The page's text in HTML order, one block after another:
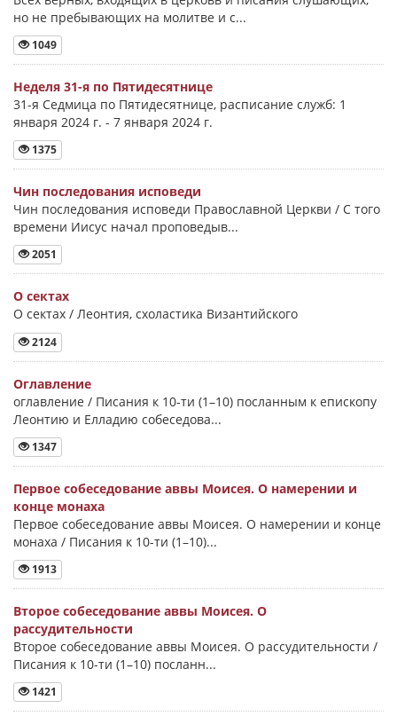
но не пребывающих на молитве и с...
1049
Неделя 31-я по Пятидесятнице
31-я Седмица по Пятидесятнице, расписание служб: 1
января 2024 г. - 7 января 2024 г.
1375
Чин последования исповеди
Чин последования исповеди Православной Церкви / С того
времени Иисус начал проповедыв...
2051
О сектах
О сектах / Леонтия, схоластика Византийского
2124
Оглавление
оглавление / Писания к 10-ти (1–10) посланным к епископу
Леонтию и Елладию собеседова...
1347
Первое собеседование аввы Моисея. О намерении и
конце монаха
Первое собеседование аввы Моисея. О намерении и конце
монаха / Писания к 10-ти (1–10)...
1913
Второе собеседование аввы Моисея. О
рассудительности
Второе собеседование аввы Моисея. О рассудительности /
Писания к 10-ти (1–10) посланн...
1421